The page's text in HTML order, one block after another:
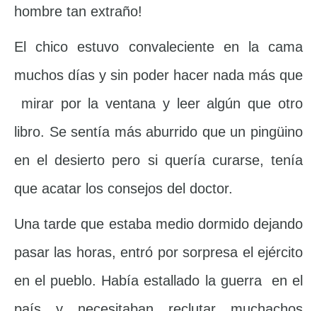
hombre tan extraño!
El chico estuvo convaleciente en la cama
muchos días y sin poder hacer nada más que
mirar por la ventana y leer algún que otro
libro. Se sentía más aburrido que un pingüino
en el desierto pero si quería curarse, tenía
que acatar los consejos del doctor.
Una tarde que estaba medio dormido dejando
pasar las horas, entró por sorpresa el ejército
en el pueblo. Había estallado la guerra en el